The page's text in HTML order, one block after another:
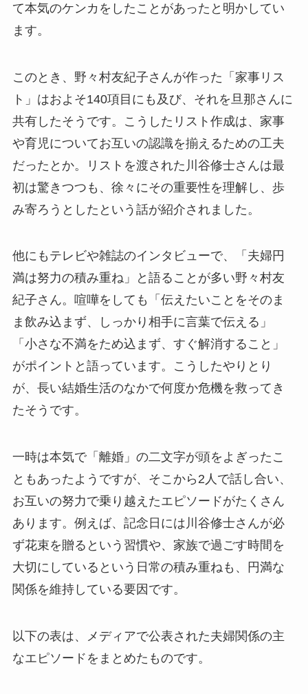
て本気のケンカをしたことがあったと明かしてい
ます。
このとき、野々村友紀子さんが作った「家事リス
ト」はおよそ140項目にも及び、それを旦那さんに
共有したそうです。こうしたリスト作成は、家事
や育児についてお互いの認識を揃えるための工夫
だったとか。リストを渡された川谷修士さんは最
初は驚きつつも、徐々にその重要性を理解し、歩
み寄ろうとしたという話が紹介されました。
他にもテレビや雑誌のインタビューで、「夫婦円
満は努力の積み重ね」と語ることが多い野々村友
紀子さん。喧嘩をしても「伝えたいことをそのま
ま飲み込まず、しっかり相手に言葉で伝える」
「小さな不満をため込まず、すぐ解消すること」
がポイントと語っています。こうしたやりとり
が、長い結婚生活のなかで何度か危機を救ってき
たそうです。
一時は本気で「離婚」の二文字が頭をよぎったこ
ともあったようですが、そこから2人で話し合い、
お互いの努力で乗り越えたエピソードがたくさん
あります。例えば、記念日には川谷修士さんが必
ず花束を贈るという習慣や、家族で過ごす時間を
大切にしているという日常の積み重ねも、円満な
関係を維持している要因です。
以下の表は、メディアで公表された夫婦関係の主
なエピソードをまとめたものです。